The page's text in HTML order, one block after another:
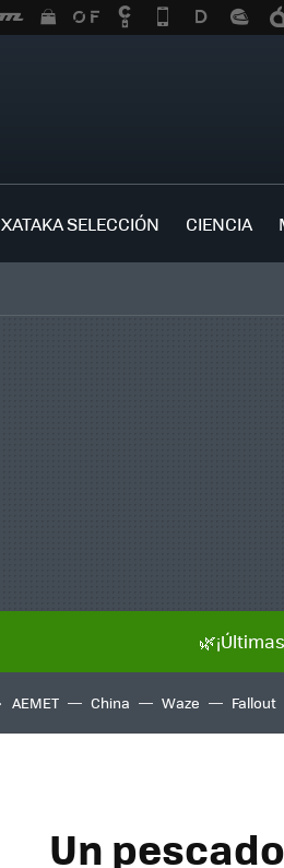
XATAKA SELECCIÓN CIENCIA
AEMET China Waze Fallout
Un